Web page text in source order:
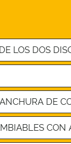
LOS DOS
DE